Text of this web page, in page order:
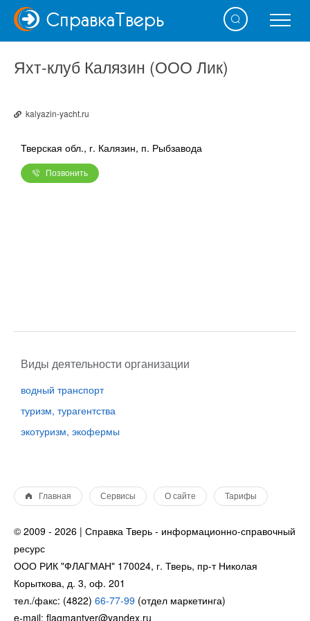
СправкаТверь
Яхт-клуб Калязин (ООО Лик)
kalyazin-yacht.ru
Тверская обл., г. Калязин, п. Рыбзавода
Позвонить
Виды деятельности организации
водный транспорт
туризм, турагентства
экотуризм, экофермы
Главная Сервисы О сайте Тарифы
© 2009 - 2026 | Справка Тверь - информационно-справочный
ресурс
ООО РИК "ФЛАГМАН" 170024, г. Тверь, пр-т Николая
Корыткова, д. 3, оф. 201
тел./факс: (4822) 66-77-99 (отдел маркетинга)
e-mail: flagmantver@yandex.ru